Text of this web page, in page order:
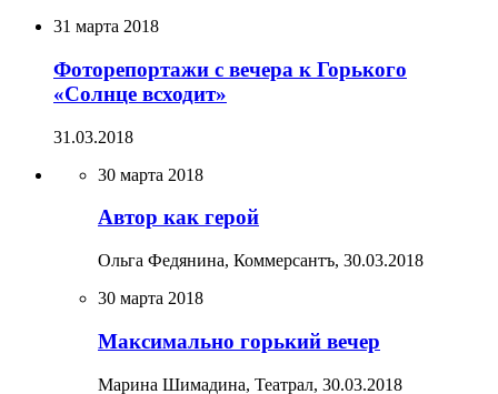
31 марта 2018
Фоторепортажи с вечера к Горького
«Солнце всходит»
31.03.2018
30 марта 2018
Автор как герой
Ольга Федянина, Коммерсантъ, 30.03.2018
30 марта 2018
Максимально горький вечер
Марина Шимадина, Театрал, 30.03.2018